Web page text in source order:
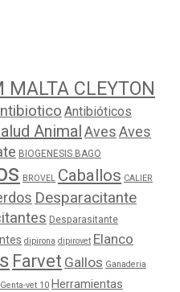
MALTA CLEYTON
Antibióticos
AnimalAvesAves
BIOGENESIS BAGO
BROVEL Caballos CALIER
Desparacitante
Desparasitante
dipirona dipirovet Elanco
Farvet Gallos Ganaderia
Genta-vet 10 Herramientas